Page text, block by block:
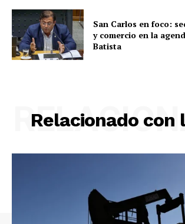
San Carlos en foco:
y comercio en la
Batista
Relacionado con